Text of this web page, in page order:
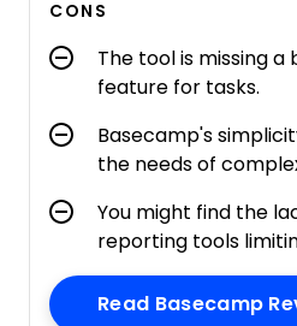
CONS
The tool is missing
feature for tasks.
Basecamp's
the needs of
You might find the
reporting tools
Read Basecamp